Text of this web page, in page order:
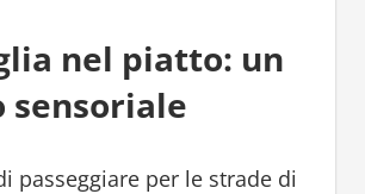
nel piatto: un
sensoriale
passeggiare per le strade di